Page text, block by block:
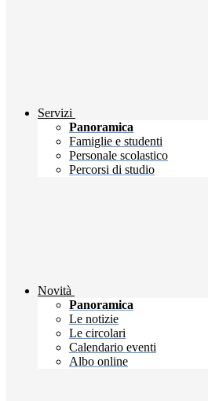
Servizi
Panoramica
Famiglie e studenti
Personale scolastico
Percorsi di studio
Novità
Panoramica
Le notizie
Le circolari
Calendario eventi
Albo online